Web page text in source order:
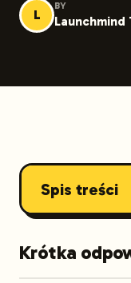
L
BY
Launchmind
Spis treści
Krótka